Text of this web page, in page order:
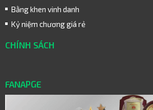
Bằng khen vinh danh
Kỷ niệm chương giá rẻ
CHÍNH SÁCH
FANAPGE